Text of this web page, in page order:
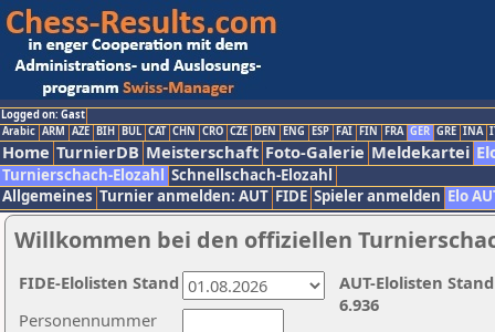
Logged on: Gast
Arabic ARM AZE BIH BUL CAT CHN CRO CZE DEN ENG ESP FAI FIN FRA GER GRE INA
Home TurnierDB Meisterschaft Foto-Galerie Meldekartei
Turnierschach-Elozahl Schnellschach-Elozahl
Allgemeines Turnier anmelden: AUT FIDE Spieler anmelden Elo
Willkommen bei den offiziellen
Personennummer
AUT-Elolisten
6.936
FIDE-Elolisten Stand